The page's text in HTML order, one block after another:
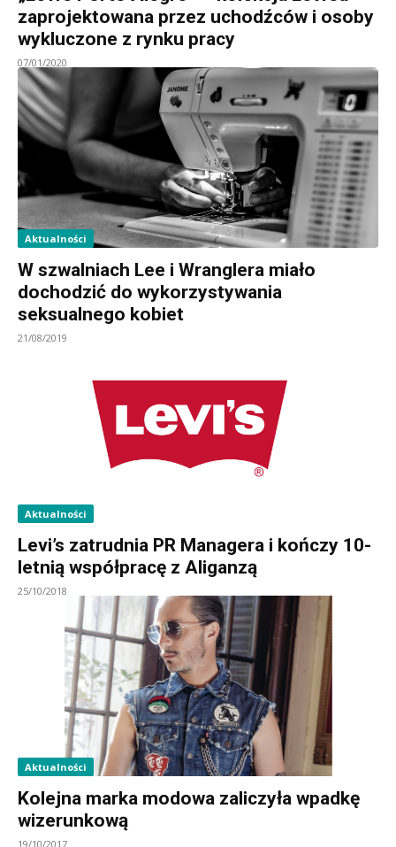
zaprojektowana przez uchodźców i osoby
wykluczone z rynku pracy
07/01/2020
Aktualności
W szwalniach Lee i Wranglera miało
dochodzić do wykorzystywania
seksualnego kobiet
21/08/2019
Aktualności
Levi’s zatrudnia PR Managera i kończy 10-
letnią współpracę z Aliganzą
25/10/2018
Aktualności
Kolejna marka modowa zaliczyła wpadkę
wizerunkową
19/10/2017